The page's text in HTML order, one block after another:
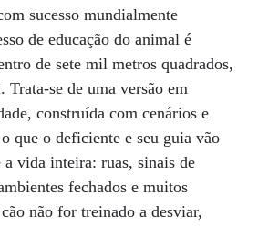
sucesso mundialmente
de educação do animal é
de sete mil metros quadrados,
se de uma versão em
construída com cenários e
que o deficiente e seu guia vão
vida inteira: ruas, sinais de
fechados e muitos
não for treinado a desviar,